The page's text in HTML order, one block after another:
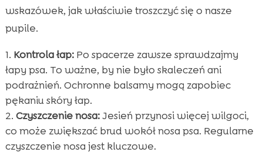
wskazówek, jak właściwie troszczyć się o nasze
pupile.
Kontrola łap:Po spacerze zawsze sprawdzajmy
łapy psa. To ważne, by nie było skaleczeń ani
podrażnień. Ochronne balsamy mogą zapobiec
pękaniu skóry łap.
Czyszczenie nosa:Jesień przynosi więcej wilgoci,
co może zwiększać brud wokół nosa psa. Regularne
czyszczenie nosa jest kluczowe.